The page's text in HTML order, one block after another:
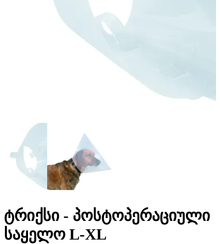
ტრიქსი - პოსტოპერაციული
საყელო L-XL